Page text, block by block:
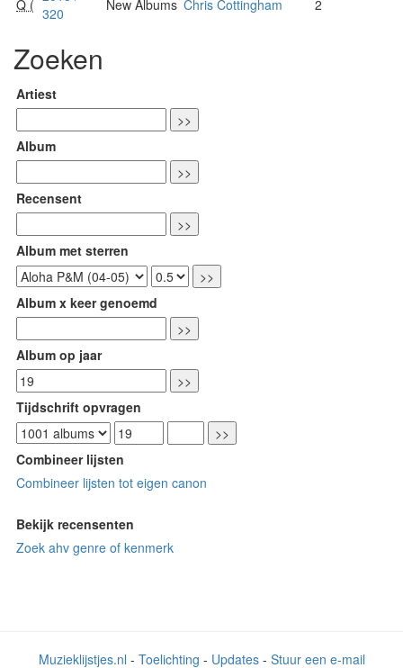
Q ( 320
New Albums Chris Cottingham 2
Zoeken
Artiest
Album
Recensent
Album met sterren
Album x keer genoemd
Album op jaar
Tijdschrift opvragen
Combineer lijsten
Combineer lijsten tot eigen canon
Bekijk recensenten
Zoek ahv genre of kenmerk
Muzieklijstjes.nl - Toelichting - Updates- Stuur een e-mail